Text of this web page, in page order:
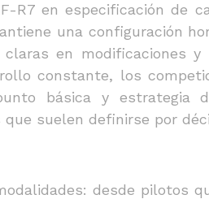
R7 en especificación de
una configuración
en modificaciones y
constante, los
básica y estrategia
suelen definirse por
desde pilotos